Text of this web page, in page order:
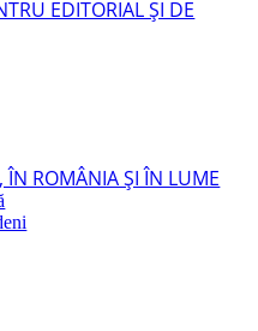
EDITORIAL ŞI DE
ÎN ROMÂNIA ŞI ÎN LUME